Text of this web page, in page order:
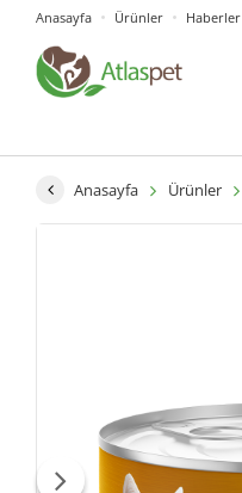
Anasayfa Ürünler Haberler
Anasayfa Ürünler